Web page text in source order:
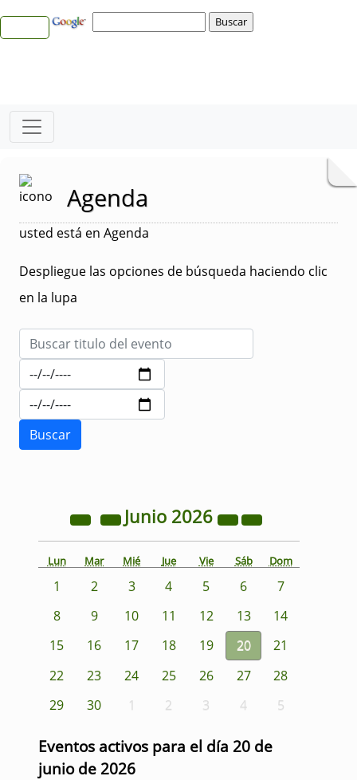
Agenda
usted está en Agenda
Despliegue las opciones de búsqueda haciendo clic
en la lupa
Junio 2026
Lun Mar Mié Jue Vie Sáb Dom
1 2 3 4 5 6
7
8
9 10 11 12 13
14
15
16 17 18 19 20
21
22
23 24 25 26 27
28
29
30 1 2 3 4 5
Eventos activos para el día 20 de
junio de 2026